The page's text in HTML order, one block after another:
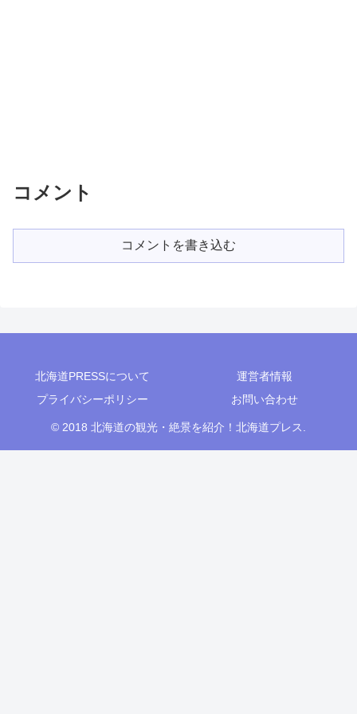
コメント
コメントを書き込む
北海道PRESSについて
運営者情報
プライバシーポリシー
お問い合わせ
© 2018 北海道の観光・絶景を紹介！北海道プレス.